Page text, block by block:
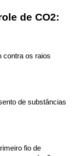
de CO2:
contra os raios
de substâncias
fio de